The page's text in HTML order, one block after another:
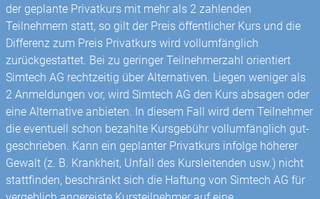
der geplante Privatkurs mit mehr als 2 zahlenden
Teilnehmern statt, so gilt der Preis öffentlicher Kurs und die
Differenz zum Preis Privatkurs wird vollumfänglich
zurückgestattet. Bei zu geringer Teilnehmerzahl orientiert
Simtech AG rechtzeitig über Alternativen. Liegen weniger als
2 Anmeldungen vor, wird Simtech AG den Kurs absagen oder
eine Alternative anbieten. In diesem Fall wird dem Teilnehmer
die eventuell schon bezahlte Kursgebühr vollumfänglich gut­
geschrieben. Kann ein geplanter Privatkurs infolge höherer
Gewalt (z. B. Krankheit, Unfall des Kursleitenden usw.) nicht
stattfinden, beschränkt sich die Haftung von Simtech AG für